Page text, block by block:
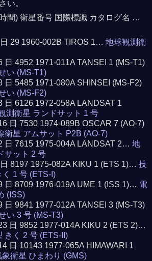
い。
間) 衛星番号 国際標識 カタログ名 …
日 29 1960-002B TIROS 1…地球観測衛
日 4952 1971-011A TANSEI 1 (MS-T1)
い (MS-T1)
日 5485 1971-080A SHINSEI (MS-F2)
い (MS-F2)
日 6126 1972-058A LANDSAT 1
測衛星 ランドサット 1 号
日 7530 1974-089B OSCAR 7 (AO-7)
衛星 アムサット P2B (AO-7)
日 7615 1975-004A LANDSAT 2…地
サット 2 号
8197 1975-082A KIKU 1 (ETS 1)…技
く 1 号 (ETS-I)
日 8709 1976-019A UME 1 (ISS 1)… 電
(ISS)
日 9841 1977-012A TANSEI 3 (MS-T3)
い 3 号 (MS-T3)
日 9852 1977-014A KIKU 2 (ETS 2)…
きく 2 号 (ETS-II)
日 10143 1977-065A HIMAWARI 1
象衛星 ひまわり (GMS)